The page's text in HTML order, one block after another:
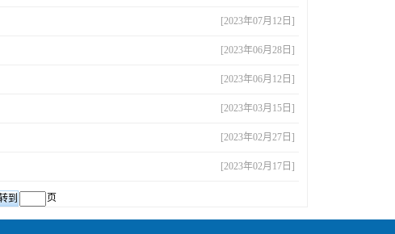
[2023年07月12日]
[2023年06月28日]
[2023年06月12日]
[2023年03月15日]
[2023年02月27日]
[2023年02月17日]
页